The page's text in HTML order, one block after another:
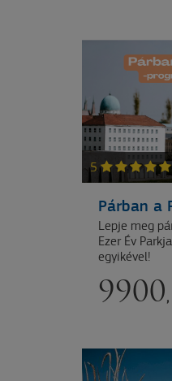
5
Párban a
Lepje meg
Ezer Év
egyikével!
9900